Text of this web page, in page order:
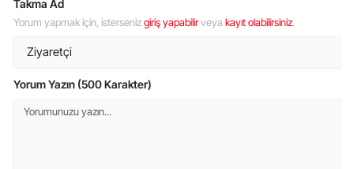
Takma Ad
Yorum yapmak için, istersenizgiriş yapabilirveya kayıt olabilirsiniz.
Yorum Yazın (500 Karakter)